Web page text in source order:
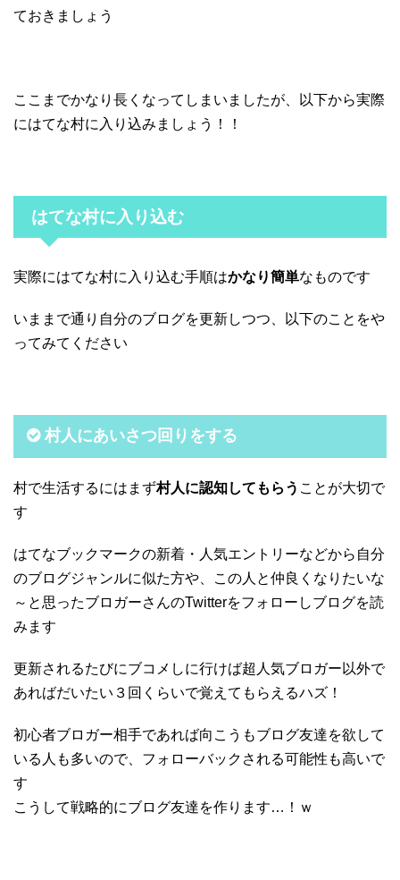
ておきましょう
ここまでかなり長くなってしまいましたが、以下から実際
にはてな村に入り込みましょう！！
はてな村に入り込む
実際にはてな村に入り込む手順はかなり簡単なものです
いままで通り自分のブログを更新しつつ、以下のことをや
ってみてください
村人にあいさつ回りをする
村で生活するにはまず村人に認知してもらう ことが大切で
す
はてなブックマークの新着・人気エントリーなどから自分
のブログジャンルに似た方や、この人と仲良くなりたいな
～と思ったブロガーさんのTwitterをフォローしブログを読
みます
更新されるたびにブコメしに行けば超人気ブロガー以外で
あればだいたい３回くらいで覚えてもらえるハズ！
初心者ブロガー相手であれば向こうもブログ友達を欲して
いる人も多いので、フォローバックされる可能性も高いで
す
こうして戦略的にブログ友達を作ります…！ｗ